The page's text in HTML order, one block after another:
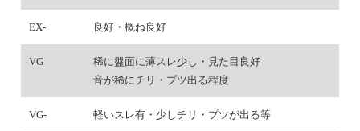
EX- 良好・概ね良好
VG
稀に盤面に薄スレ少し・見た目良好
音が稀にチリ・プツ出る程度
VG- 軽いスレ有・少しチリ・プツが出る等